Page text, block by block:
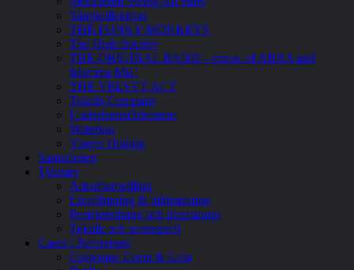
Sångkollektivet
THE FUNKY MONKEYS
The High Society
THE ORIGINAL BAND – music of ABBA and
Mamma Mia!
THE VELVET ACT
Toledo Company
UnderlandsOrkestern
Waterloo
Yngve Hilding
Samarbeten
Tjänster
Artistförmedling
Livefilmning & bildmixning
Projektledning och dramaturgi
Teknik och scenografi
Cases / Referenser
Corporate Event & Gala